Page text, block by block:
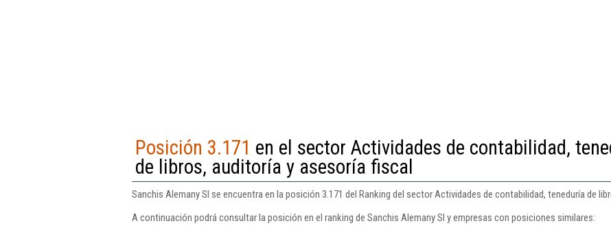
Posición 3.171 en el sector Actividades de contabilidad,
de libros, auditoría y asesoría fiscal
Sanchis Alemany Sl se encuentra en la posición 3.171 del Ranking del sector Actividades de contabilidad, teneduría de
A continuación podrá consultar la posición en el ranking de Sanchis Alemany Sl y empresas con posiciones similares: